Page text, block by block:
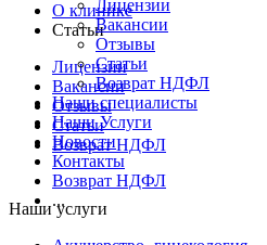
Лицензии
Вакансии
Отзывы
Статьи
Возврат НДФЛ
Наши специалисты
Наши Услуги
Новости
Контакты
Возврат НДФЛ
...
О клинике
Статьи
Лицензии
Вакансии
Отзывы
Статьи
Возврат НДФЛ
Наши услуги